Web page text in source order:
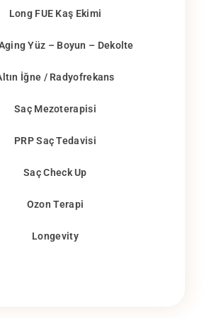
Long FUE Kaş Ekimi
Yüz – Boyun – Dekolte
İğne / Radyofrekans
Saç Mezoterapisi
PRP Saç Tedavisi
Saç Check Up
Ozon Terapi
Longevity